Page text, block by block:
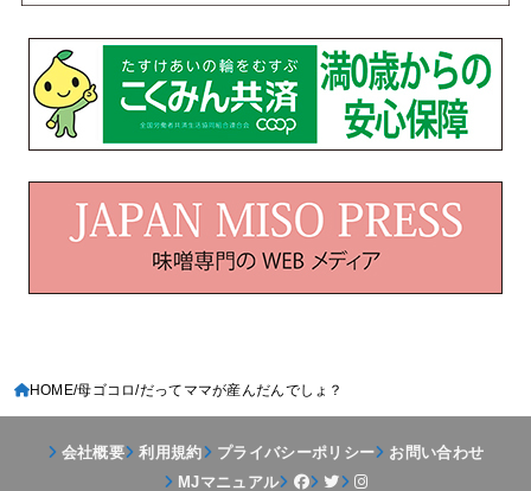
HOME 母ゴコロ だってママが産んだんでしょ？
会社概要 利用規約 プライバシーポリシー
お問い合わせ
MJマニュアル